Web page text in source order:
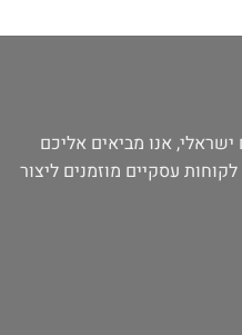
ישראלי, אנו מביאים אליכם
עסקיים מוזמנים ליצור